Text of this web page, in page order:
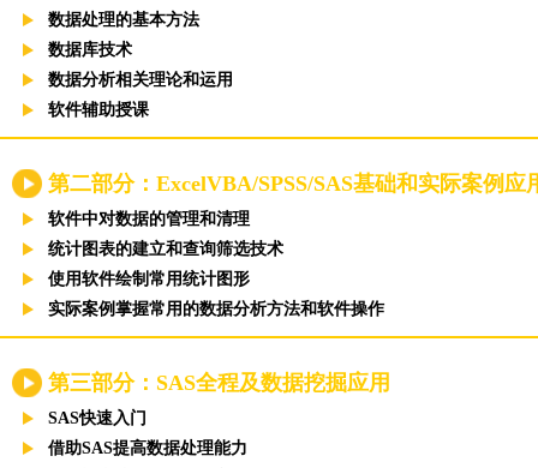
数据处理的基本方法
数据库技术
数据分析相关理论和运用
软件辅助授课
第二部分：ExcelVBA/SPSS/SAS基础和实际案例应
软件中对数据的管理和清理
统计图表的建立和查询筛选技术
使用软件绘制常用统计图形
实际案例掌握常用的数据分析方法和软件操作
第三部分：SAS全程及数据挖掘应用
SAS快速入门
借助SAS提高数据处理能力